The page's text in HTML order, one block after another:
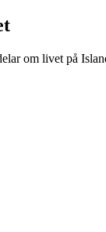
om livet på